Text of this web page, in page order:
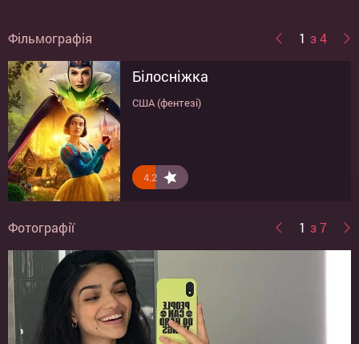
Фільмографія 1 з 4
Білосніжка
США (фентезі)
4.2
Голодні ігри: Балада про
4.4
Шазам! Лють богів
США (пригоди, екшн)
6.5
Вестсайдська історія
США (мюзикл)
4.3
Фотографії 1 з 7